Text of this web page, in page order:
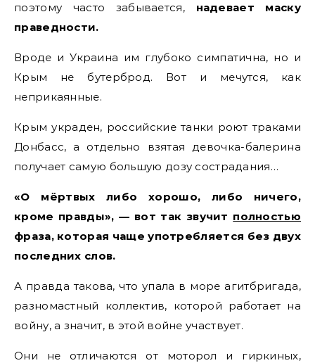
поэтому часто забывается, надевает маску
праведности.
Вроде и Украина им глубоко симпатична, но и
Крым не бутерброд. Вот и мечутся, как
неприкаянные.
Крым украден, российские танки роют траками
Донбасс, а отдельно взятая девочка-балерина
получает самую большую дозу сострадания…
«О мёртвых либо хорошо, либо ничего,
кроме правды», — вот так звучит полностью
фраза, которая чаще употребляется без двух
последних слов.
А правда такова, что упала в море агитбригада,
разномастный коллектив, которой работает на
войну, а значит, в этой войне участвует.
Они не отличаются от моторол и гиркиных,